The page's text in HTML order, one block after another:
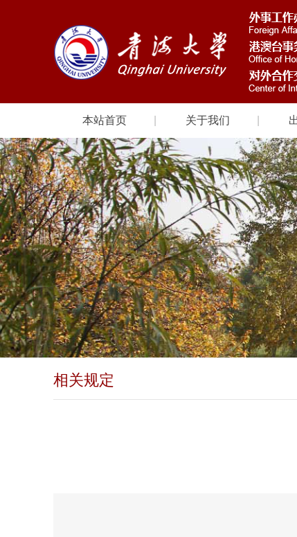
本站首页 关于我们
相关规定